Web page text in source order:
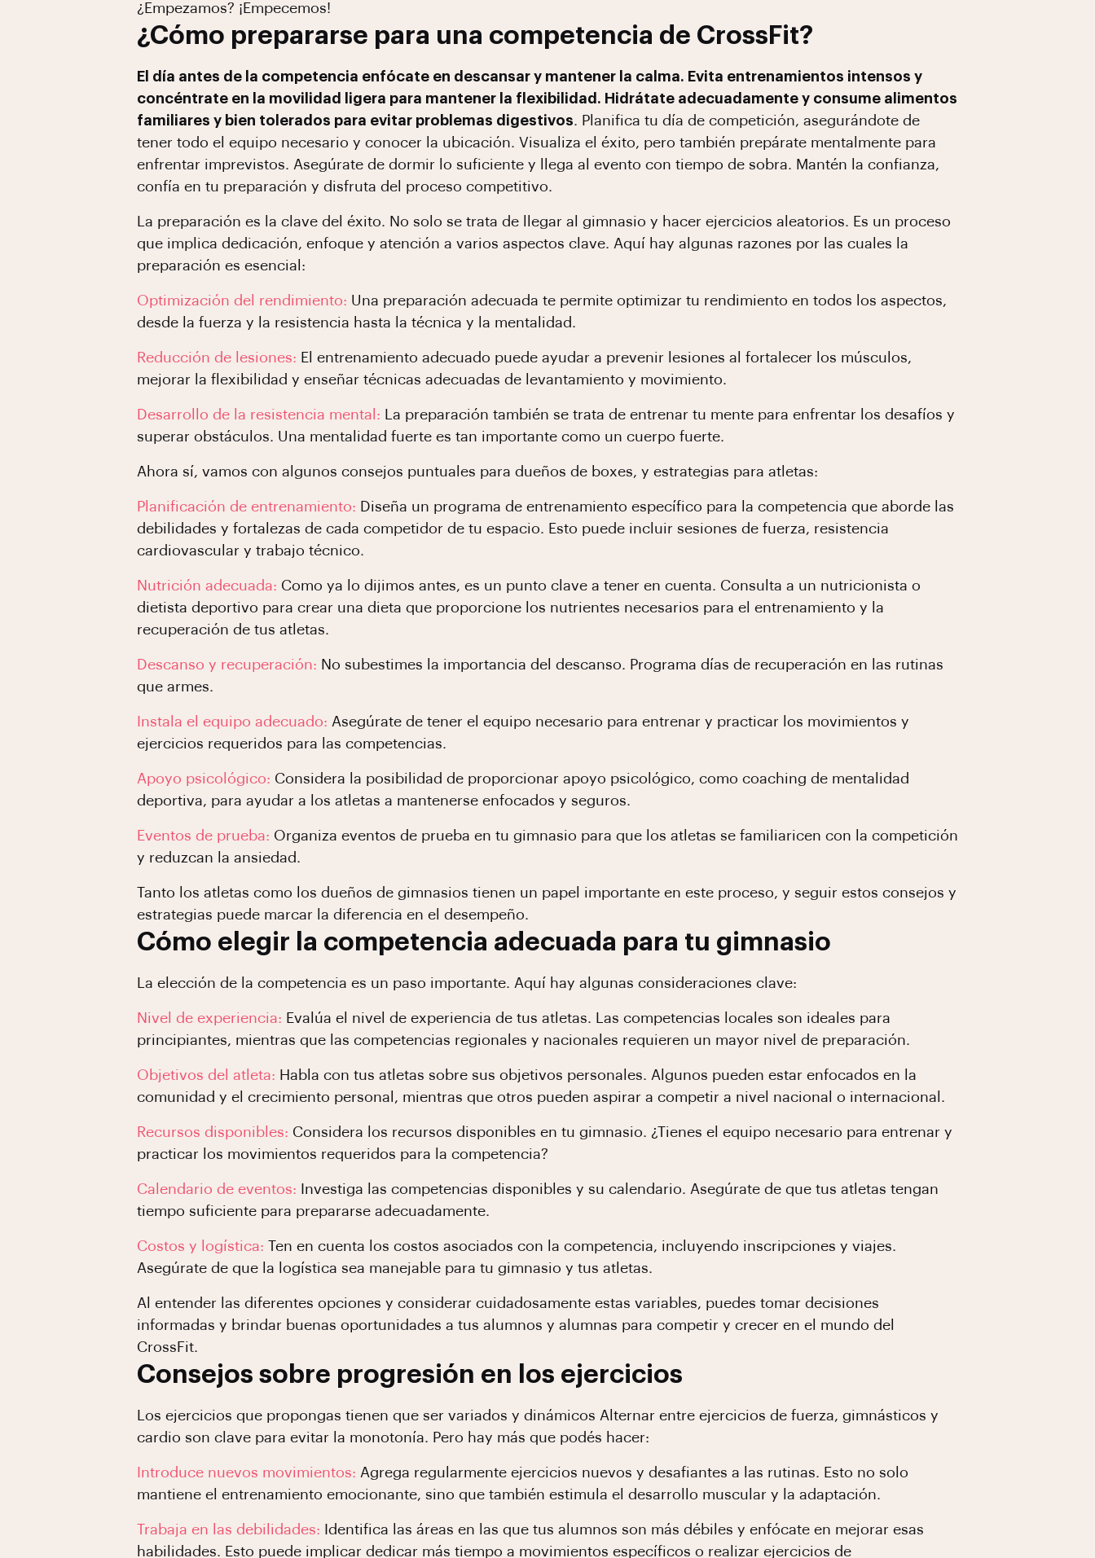
¿Empezamos? ¡Empecemos!
¿Cómo prepararse para una competencia de CrossFit?
El día antes de la competencia enfócate en descansar y mantener la calma. Evita entrenamientos intensos y
concéntrate en la movilidad ligera para mantener la flexibilidad. Hidrátate adecuadamente y consume alimentos
familiares y bien tolerados para evitar problemas digestivos. Planifica tu día de competición, asegurándote de
tener todo el equipo necesario y conocer la ubicación. Visualiza el éxito, pero también prepárate mentalmente para
enfrentar imprevistos. Asegúrate de dormir lo suficiente y llega al evento con tiempo de sobra. Mantén la confianza,
confía en tu preparación y disfruta del proceso competitivo.
La preparación es la clave del éxito. No solo se trata de llegar al gimnasio y hacer ejercicios aleatorios. Es un proceso
que implica dedicación, enfoque y atención a varios aspectos clave. Aquí hay algunas razones por las cuales la
preparación es esencial:
Optimización del rendimiento: Una preparación adecuada te permite optimizar tu rendimiento en todos los aspectos,
desde la fuerza y la resistencia hasta la técnica y la mentalidad.
Reducción de lesiones: El entrenamiento adecuado puede ayudar a prevenir lesiones al fortalecer los músculos,
mejorar la flexibilidad y enseñar técnicas adecuadas de levantamiento y movimiento.
Desarrollo de la resistencia mental: La preparación también se trata de entrenar tu mente para enfrentar los desafíos y
superar obstáculos. Una mentalidad fuerte es tan importante como un cuerpo fuerte.
Ahora sí, vamos con algunos consejos puntuales para dueños de boxes, y estrategias para atletas:
Planificación de entrenamiento: Diseña un programa de entrenamiento específico para la competencia que aborde las
debilidades y fortalezas de cada competidor de tu espacio. Esto puede incluir sesiones de fuerza, resistencia
cardiovascular y trabajo técnico.
Nutrición adecuada: Como ya lo dijimos antes, es un punto clave a tener en cuenta. Consulta a un nutricionista o
dietista deportivo para crear una dieta que proporcione los nutrientes necesarios para el entrenamiento y la
recuperación de tus atletas.
Descanso y recuperación: No subestimes la importancia del descanso. Programa días de recuperación en las rutinas
que armes.
Instala el equipo adecuado: Asegúrate de tener el equipo necesario para entrenar y practicar los movimientos y
ejercicios requeridos para las competencias.
Apoyo psicológico: Considera la posibilidad de proporcionar apoyo psicológico, como coaching de mentalidad
deportiva, para ayudar a los atletas a mantenerse enfocados y seguros.
Eventos de prueba: Organiza eventos de prueba en tu gimnasio para que los atletas se familiaricen con la competición
y reduzcan la ansiedad.
Tanto los atletas como los dueños de gimnasios tienen un papel importante en este proceso, y seguir estos consejos y
estrategias puede marcar la diferencia en el desempeño.
Cómo elegir la competencia adecuada para tu gimnasio
La elección de la competencia es un paso importante. Aquí hay algunas consideraciones clave:
Nivel de experiencia: Evalúa el nivel de experiencia de tus atletas. Las competencias locales son ideales para
principiantes, mientras que las competencias regionales y nacionales requieren un mayor nivel de preparación.
Objetivos del atleta: Habla con tus atletas sobre sus objetivos personales. Algunos pueden estar enfocados en la
comunidad y el crecimiento personal, mientras que otros pueden aspirar a competir a nivel nacional o internacional.
Recursos disponibles: Considera los recursos disponibles en tu gimnasio. ¿Tienes el equipo necesario para entrenar y
practicar los movimientos requeridos para la competencia?
Calendario de eventos: Investiga las competencias disponibles y su calendario. Asegúrate de que tus atletas tengan
tiempo suficiente para prepararse adecuadamente.
Costos y logística: Ten en cuenta los costos asociados con la competencia, incluyendo inscripciones y viajes.
Asegúrate de que la logística sea manejable para tu gimnasio y tus atletas.
Al entender las diferentes opciones y considerar cuidadosamente estas variables, puedes tomar decisiones
informadas y brindar buenas oportunidades a tus alumnos y alumnas para competir y crecer en el mundo del
CrossFit.
Consejos sobre progresión en los ejercicios
Los ejercicios que propongas tienen que ser variados y dinámicos Alternar entre ejercicios de fuerza, gimnásticos y
cardio son clave para evitar la monotonía. Pero hay más que podés hacer:
Introduce nuevos movimientos: Agrega regularmente ejercicios nuevos y desafiantes a las rutinas. Esto no solo
mantiene el entrenamiento emocionante, sino que también estimula el desarrollo muscular y la adaptación.
Trabaja en las debilidades:
Identifica las áreas en las que tus alumnos son más débiles y enfócate en mejorar esas
habilidades. Esto puede implicar dedicar más tiempo a movimientos específicos o realizar ejercicios de